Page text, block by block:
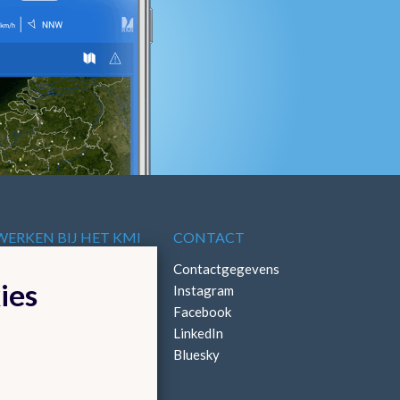
BIJ HET KMI CONTACT
Contactgegevens
Instagram
Facebook
LinkedIn
Bluesky